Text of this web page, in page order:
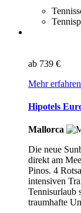
ab 739 €
Mehr erfahren
Hipotels
Mallorca
Die neue
direkt am
Pinos. 4
intensiven
Tennisurlaub
traumhafte